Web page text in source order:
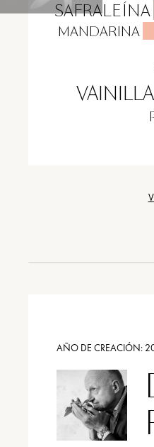
SAFRALEÍNA
MANDARINA
VAINILLA
AÑO DE CREACIÓN: